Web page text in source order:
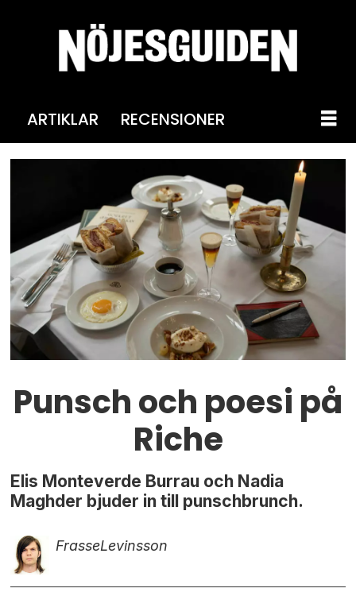
ARTIKLAR RECENSIONER
Punsch och poesi på
Riche
Elis Monteverde Burrau och Nadia
Maghder bjuder in till punschbrunch.
FrasseLevinsson